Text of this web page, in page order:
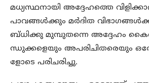
മധ്യസ്ഥനായി അദ്ദേഹത്തെ
പാവങ്ങള്‍ക്കും മര്‍ദിത
ബ്ധിക്കു മുമ്പുതന്നെ അദ്ദേഹം
ന്ധുക്കളെയും അപരിചിതരെയും
ളോടെ പരിചരിച്ചു.